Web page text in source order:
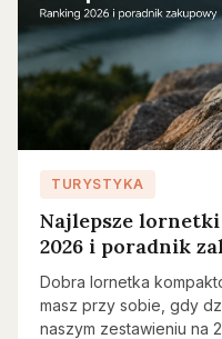
TURYSTYKA
Najlepsze
2026 i poradnik
Dobra lornetka
masz przy sobie, gdy
naszym zestawieniu na